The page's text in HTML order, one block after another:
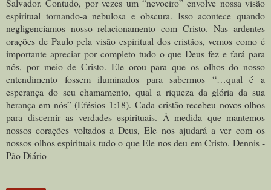
Salvador. Contudo, por vezes um “nevoeiro” envolve nossa visão
espiritual tornando-a nebulosa e obscura. Isso acontece quando
negligenciamos nosso relacionamento com Cristo.Nas ardentes
orações de Paulo pela visão espiritual dos cristãos, vemos como é
importante apreciar por completo tudo o que Deus fez e fará para
nós, por meio de Cristo. Ele orou para que os olhos do nosso
entendimento fossem iluminados para sabermos “…qual é a
esperança do seu chamamento, qual a riqueza da glória da sua
herança em nós” (Efésios 1:18).Cada cristão recebeu novos olhos
para discernir as verdades espirituais. À medida que mantemos
nossos corações voltados a Deus, Ele nos ajudará a ver com os
nossos olhos espirituais tudo o que Ele nos deu em Cristo. Dennis -
Pão Diário